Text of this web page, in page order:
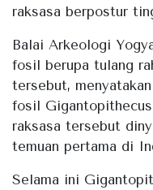
raksasa berpostur
Balai Arkeologi
fosil berupa tulang
tersebut,
fosil
raksasa tersebut
temuan pertama di
Selama ini